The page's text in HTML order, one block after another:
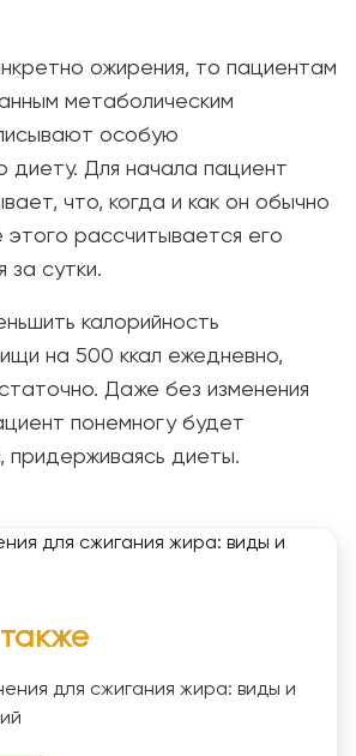
ожирения, то пациентам
метаболическим
особую
диету. Для начала пациент
что, когда и как он обычно
этого рассчитывается его
за сутки.
калорийность
на 500 ккал ежедневно,
Даже без изменения
понемногу будет
придерживаясь диеты.
для сжигания жира: виды и